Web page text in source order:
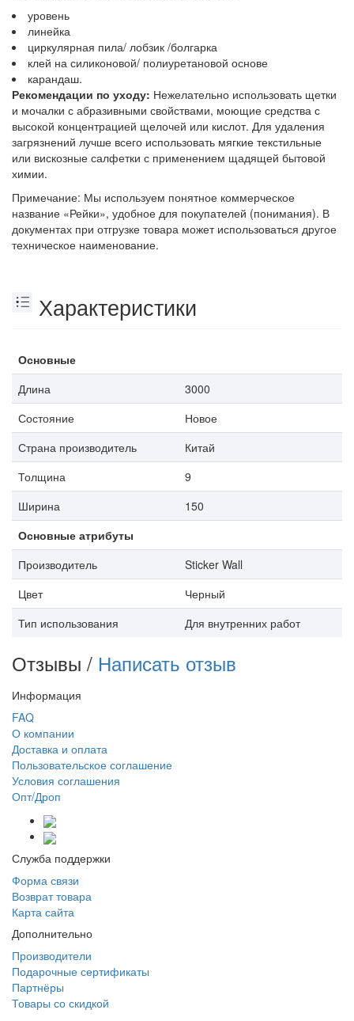
уровень
линейка
циркулярная пила/ лобзик /болгарка
клей на силиконовой/ полиуретановой основе
карандаш.
Рекомендации по уходу: Нежелательно использовать щетки
и мочалки с абразивными свойствами, моющие средства с
высокой концентрацией щелочей или кислот. Для удаления
загрязнений лучше всего использовать мягкие текстильные
или вискозные салфетки с применением щадящей бытовой
химии.
Примечание: Мы используем понятное коммерческое
название «Рейки», удобное для покупателей (понимания). В
документах при отгрузке товара может использоваться другое
техническое наименование.
Характеристики
Основные
Длина
3000
Состояние
Новое
Страна производитель
Китай
Толщина
9
Ширина
150
Основные атрибуты
Производитель
Sticker Wall
Цвет
Черный
Тип использования
Для внутренних работ
Отзывы / Написать отзыв
Информация
FAQ
О компании
Доставка и оплата
Пользовательское соглашение
Условия соглашения
Опт/Дроп
Служба поддержки
Форма связи
Возврат товара
Карта сайта
Дополнительно
Производители
Подарочные сертификаты
Партнёры
Товары со скидкой